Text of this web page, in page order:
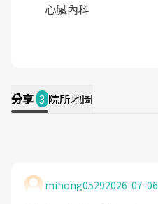
心臟內科
分享 3 院所地圖
mihong05292026-07-06